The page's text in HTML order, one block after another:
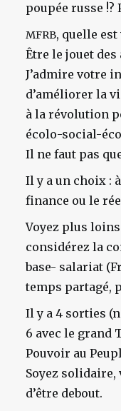
poupée russe !?
MFRB, quelle
Être le jouet
J’admire votre
d’améliorer la
à la révolution
écolo-social-
Il ne faut pas
Il y a un choix :
finance ou le
Voyez plus loins
considérez la
base- salariat
temps partagé,
Il y a 4 sorties
6 avec le grand
Pouvoir au
Soyez solidaire,
d’être debout.